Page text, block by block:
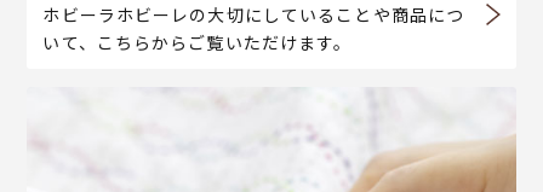
ホビーラホビーレの大切にしていることや商品につ
いて、こちらからご覧いただけます。